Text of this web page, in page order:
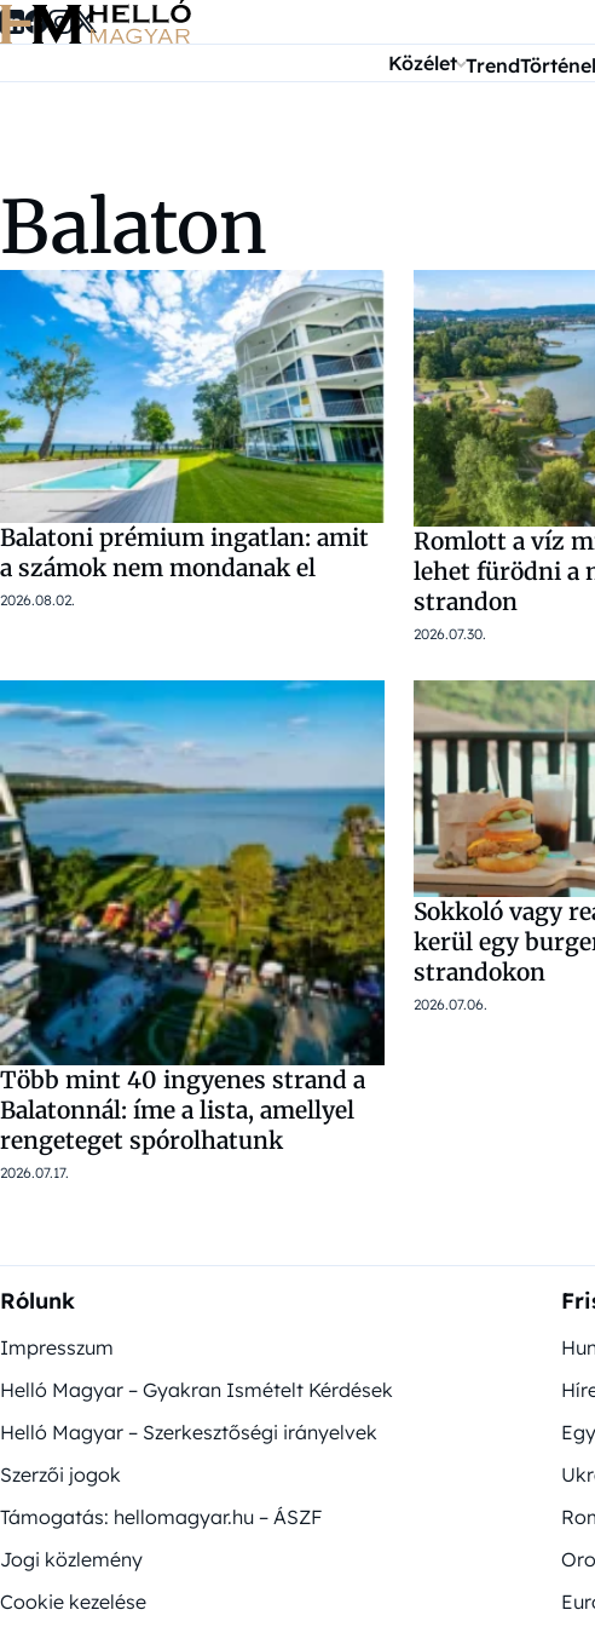
Ugrás a tartalomra
Közélet Trend
Balaton
Balatoni prémium ingatlan: amit
a számok nem mondanak el
2026.08.02.
Romlott a víz
lehet fürödni a
strandon
2026.07.30.
Több mint 40 ingyenes strand a
Balatonnál: íme a lista, amellyel
rengeteget spórolhatunk
2026.07.17.
Sokkoló vagy
kerül egy
strandokon
2026.07.06.
Rólunk
Impresszum
Helló Magyar – Gyakran Ismételt Kérdések
Helló Magyar – Szerkesztőségi irányelvek
Szerzői jogok
Támogatás: hellomagyar.hu – ÁSZF
Jogi közlemény
Cookie kezelése